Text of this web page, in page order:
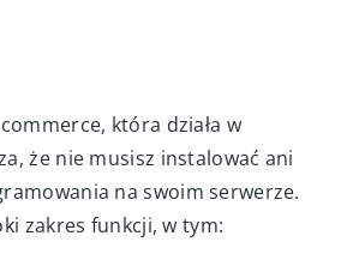
która działa w
że ​​nie musisz instalować ani
na swoim serwerze.
zakres funkcji, w tym: